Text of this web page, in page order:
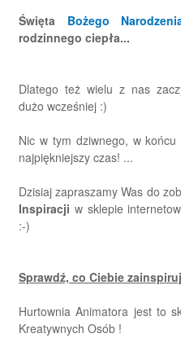
Święta Bożego
rodzinnego ciepła...
Dlatego też wielu z nas
dużo wcześniej :)
Nic w tym dziwnego, w
najpiękniejszy czas! ...
Dzisiaj zapraszamy Was do
Inspiracji w sklepie
:-)
Sprawdź, co Ciebie
Hurtownia Animatora jest to
Kreatywnych Osób !